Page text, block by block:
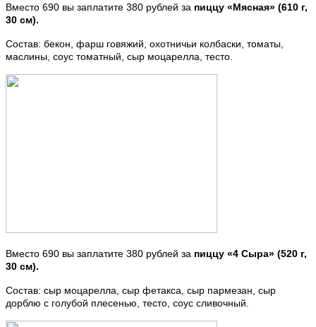
Вместо 690 вы заплатите 380 рублей за пиццу «Мясная» (610 г,
30 см).
Состав: бекон, фарш говяжий, охотничьи колбаски, томаты,
маслины, соус томатный, сыр моцарелла, тесто.
Вместо 690 вы заплатите 380 рублей за пиццу «4 Сыра» (520 г,
30 см).
Состав: сыр моцарелла, сыр фетакса, сыр пармезан, сыр
дорблю с голубой плесенью, тесто, соус сливочный.